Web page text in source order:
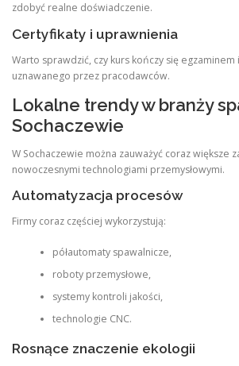
zdobyć realne doświadczenie.
Certyfikaty i uprawnienia
Warto sprawdzić, czy kurs kończy się
uznawanego przez pracodawców.
Lokalne trendy w branży
Sochaczewie
W Sochaczewie można zauważyć coraz większe
nowoczesnymi technologiami przemysłowymi.
Automatyzacja procesów
Firmy coraz częściej wykorzystują:
półautomaty spawalnicze,
roboty przemysłowe,
systemy kontroli jakości,
technologie CNC.
Rosnące znaczenie ekologii